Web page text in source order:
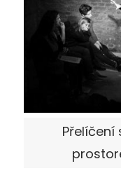
Přelíčení